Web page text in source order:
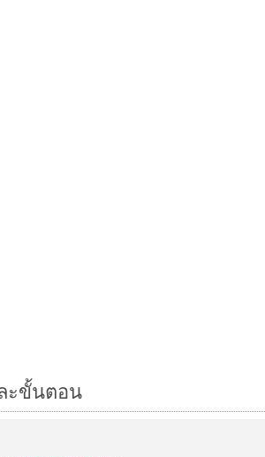
ะขั้นตอน